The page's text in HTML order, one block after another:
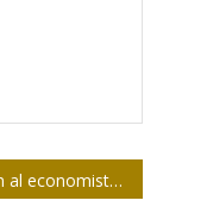
Reconocen al economista cubano José Luis Rodríguez